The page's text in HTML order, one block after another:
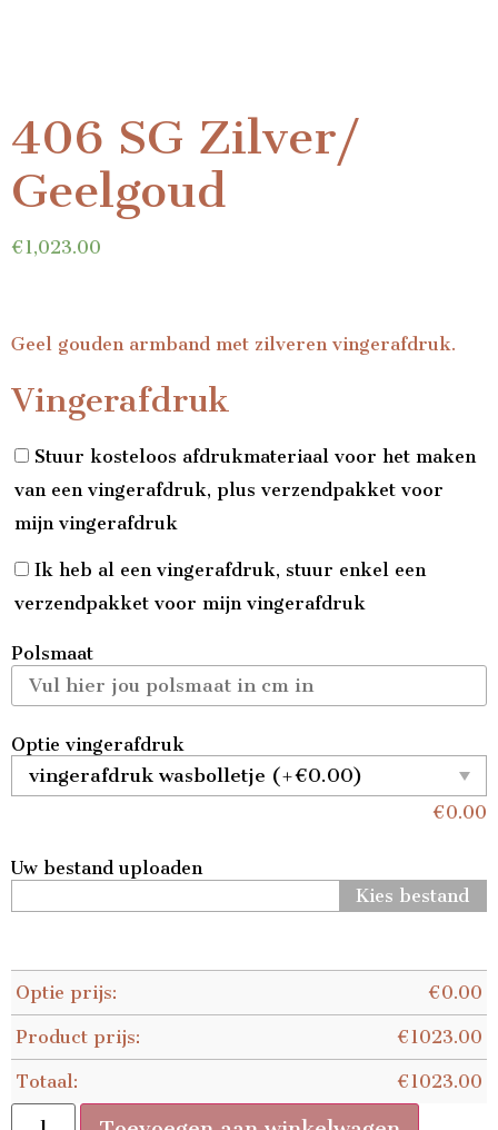
406 SG Zilver/
Geelgoud
€1,023.00
Geel gouden armband met zilveren vingerafdruk.
Vingerafdruk
Stuur kosteloos afdrukmateriaal voor het maken
van een vingerafdruk, plus verzendpakket voor
mijn vingerafdruk
Ik heb al een vingerafdruk, stuur enkel een
verzendpakket voor mijn vingerafdruk
Polsmaat
Optie vingerafdruk
€0.00
Uw bestand uploaden
Kies bestand
Optie prijs: €0.00
Product prijs: €1023.00
Totaal: €1023.00